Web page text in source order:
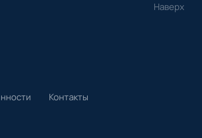
Наверх
Контакты